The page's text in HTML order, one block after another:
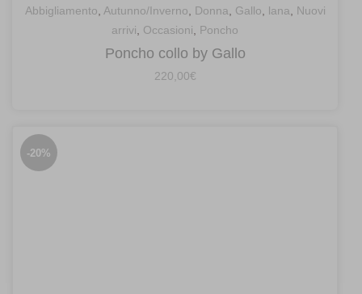
Abbigliamento, Autunno/Inverno, Donna, Gallo, lana, Nuovi
arrivi, Occasioni, Poncho
Poncho collo by Gallo
220,00€
-20%